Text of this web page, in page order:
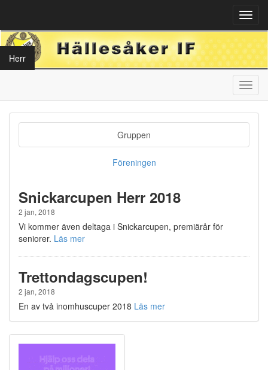
Herr
Gruppen
Föreningen
Snickarcupen Herr 2018
2 jan, 2018
Vi kommer även deltaga i Snickarcupen, premiärår för
seniorer. Läs mer
Trettondagscupen!
2 jan, 2018
En av två inomhuscuper 2018 Läs mer